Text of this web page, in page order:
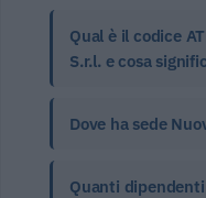
Qual è il codice
S.r.l. e cosa
Dove ha sede
Quanti dipendenti